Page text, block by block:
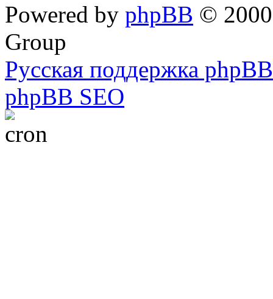
Powered by phpBB ©
Group
Русская поддержка phpBB
phpBB SEO